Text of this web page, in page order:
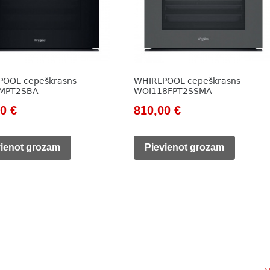
cepeškrāsns
€Current
is:grozam
WHIRLPOOL cepeškrāsns
WOI118FPT2SSMA
Original
was:
810,00 €Current
is:
Pievienot grozam